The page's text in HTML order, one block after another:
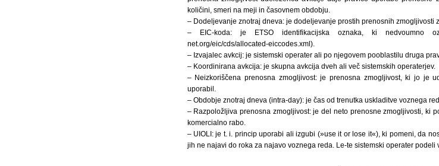
količini, smeri na meji in časovnem obdobju.
– Dodeljevanje znotraj dneva: je dodeljevanje prostih prenosnih zmogljivosti
– EIC-koda: je ETSO identifikacijska oznaka, ki nedvoumno
net.org/eic/cds/allocated-eiccodes.xml).
– Izvajalec avkcij: je sistemski operater ali po njegovem pooblastilu druga
– Koordinirana avkcija: je skupna avkcija dveh ali več sistemskih operaterjev.
– Neizkoriščena prenosna zmogljivost: je prenosna zmogljivost, ki jo je
uporabil.
– Obdobje znotraj dneva (intra-day): je čas od trenutka uskladitve voznega
– Razpoložljiva prenosna zmogljivost: je del neto prenosne zmogljivosti, ki
komercialno rabo.
– UIOLI: je t. i. princip uporabi ali izgubi (»use it or lose it«), ki pomeni, da
jih ne najavi do roka za najavo voznega reda. Le-te sistemski operater podeli